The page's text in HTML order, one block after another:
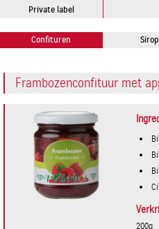
Private label
Confituren
Frambozenconfituur met
200g